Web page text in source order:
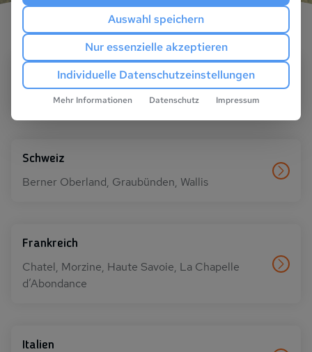
Österreich
Vorarlberg, Tirol, Salzburger Land, Kärnten
Schweiz
Berner Oberland, Graubünden, Wallis
Frankreich
Chatel, Morzine, Haute Savoie, La Chapelle
d’Abondance
Italien
Auswahl speichern
Nur essenzielle akzeptieren
Individuelle Datenschutzeinstellungen
Mehr Informationen Datenschutz Impressum